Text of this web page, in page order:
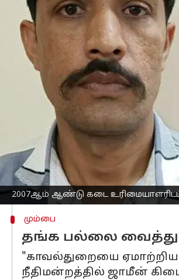
2007ஆம் ஆண்டு கடை உரிமையாளரிடம்
எழுதியவர் Sindhuja SM Feb 13, 2023 08:30
செய்தி முன்னோட்டம்
15 ஆண்டுகளாக
செய்தனர்.
துணிக்கடையில்
மோசடி செய்தார்.
குற்றம் சாட்டப்பட்டவர்
இடம் பெயர்ந்திருக்கிறார்.
2007இல், தான் வேலை
திருடிவிட்டதாக பொய்
மும்பை
தங்க பல்லை வைத்து
"காவல்துறையை
நீதிமன்றத்தில் ஜாமீன்